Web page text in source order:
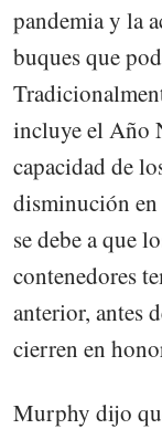
pandemia y la
buques que
incluye el Año
capacidad de
disminución en
se debe a que
contenedores
anterior, antes
cierren en
Murphy dijo